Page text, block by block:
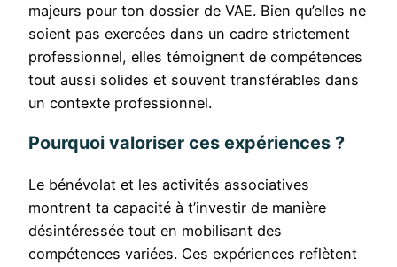
majeurs pour ton dossier de VAE. Bien qu’elles ne
soient pas exercées dans un cadre strictement
professionnel, elles témoignent de compétences
tout aussi solides et souvent transférables dans
un contexte professionnel.
Pourquoi valoriser ces expériences ?
Le bénévolat et les activités associatives
montrent ta capacité à t’investir de manière
désintéressée tout en mobilisant des
compétences variées. Ces expériences reflètent